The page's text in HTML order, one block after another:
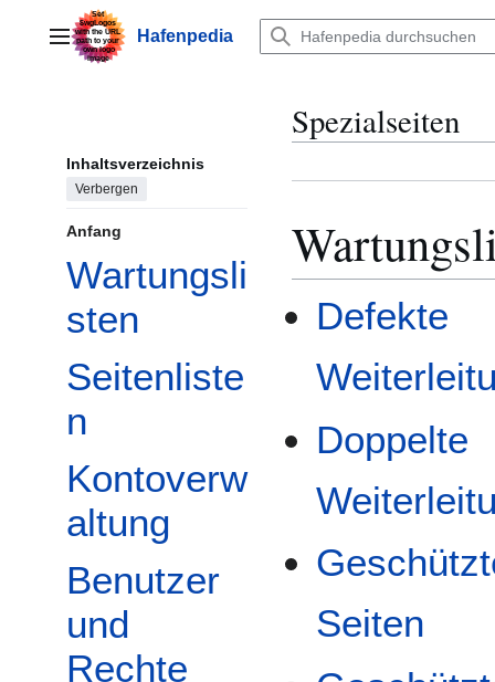
springenHauptmenüHafenpedia
Inhaltsverzeichnis
Verbergen
Anfang
Wartungsli
sten
Seitenliste
n
Kontoverw
altung
Benutzer
und
Rechte
Spezialseiten
Defekte
Doppelte
Seiten